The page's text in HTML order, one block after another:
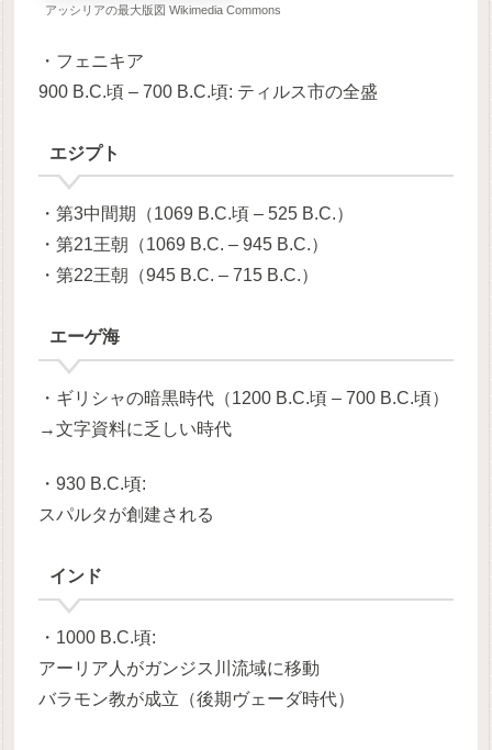
アッシリアの最大版図 Wikimedia Commons
・フェニキア
900 B.C.頃 – 700 B.C.頃: ティルス市の全盛
エジプト
・第3中間期（1069 B.C.頃 – 525 B.C.）
・第21王朝（1069 B.C. – 945 B.C.）
・第22王朝（945 B.C. – 715 B.C.）
エーゲ海
・ギリシャの暗黒時代（1200 B.C.頃 – 700 B.C.頃）
→文字資料に乏しい時代
・930 B.C.頃:
スパルタが創建される
インド
・1000 B.C.頃:
アーリア人がガンジス川流域に移動
バラモン教が成立（後期ヴェーダ時代）